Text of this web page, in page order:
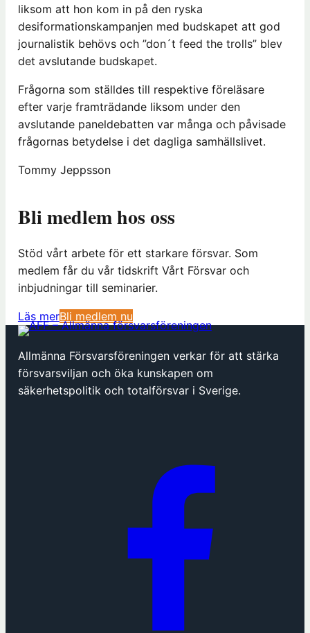
liksom att hon kom in på den ryska
desiformationskampanjen med budskapet att god
journalistik behövs och ”don´t feed the trolls” blev
det avslutande budskapet.
Frågorna som ställdes till respektive föreläsare
efter varje framträdande liksom under den
avslutande paneldebatten var många och påvisade
frågornas betydelse i det dagliga samhällslivet.
Tommy Jeppsson
Bli medlem hos oss
Stöd vårt arbete för ett starkare försvar. Som
medlem får du vår tidskrift Vårt Försvar och
inbjudningar till seminarier.
Läs merBli medlem nu(
ö
p
n
Allmänna Försvarsföreningen verkar för att stärka
försvarsviljan och öka kunskapen om
säkerhetspolitik och totalförsvar i Sverige.